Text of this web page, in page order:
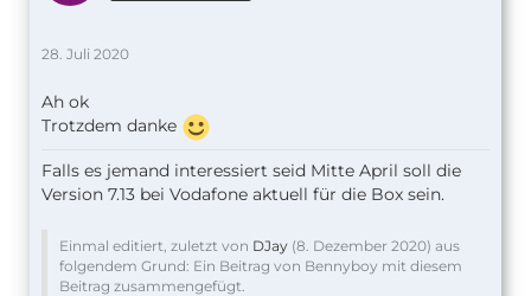
28. Juli 2020
Ah ok
Trotzdem danke
Falls es jemand interessiert seid Mitte April soll die
Version 7.13 bei Vodafone aktuell für die Box sein.
Einmal editiert, zuletzt von DJay (8. Dezember 2020) aus
folgendem Grund: Ein Beitrag von Bennyboy mit diesem
Beitrag zusammengefügt.